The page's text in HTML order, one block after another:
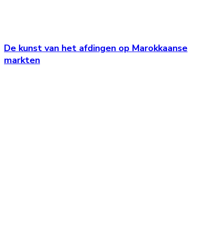
De kunst van het afdingen op Marokkaanse
markten